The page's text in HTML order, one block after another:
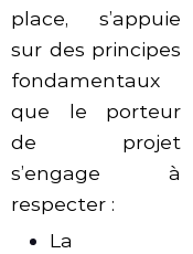
place, s’appuie
sur des principes
fondamentaux
que le porteur
de projet
s’engage à
respecter :
La